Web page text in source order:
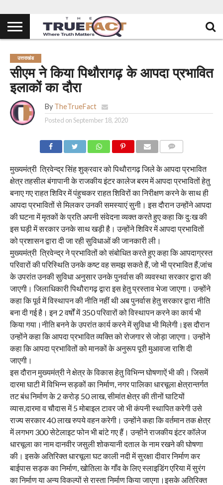
उत्तराखंड
सीएम ने किया पिथौरागढ़ के आपदा प्रभावित
इलाकों का दौरा
By TheTrueFact
Posted onSeptember 18, 2020
मुख्यमंत्री त्रिवेन्द्र सिंह शुक्रवार को पिथौरागढ़ जिले के आपदा प्रभावित
क्षेत्र तहसील बंगापानी के राजकीय इंटर कालेज बरम में आपदा प्रभावितों हेतु
बनाए गए राहत शिविर में पंहुचकर राहत शिविरों का निरीक्षण करने के साथ ही
आपदा प्रभावितों से मिलकर उनकी समस्याएं सुनी। इस दौरान उन्होंने आपदा
की घटना में मृतकों के प्रति अपनी संवेदना व्यक्त करते हुए कहा कि दुःख की
इस घड़ी में सरकार उनके साथ खड़ी है। उन्होंने शिविर में आपदा प्रभावितों
को प्रशासन द्वारा दी जा रही सुविधाओं की जानकारी ली।
मुख्यमंत्री त्रिवेन्द्र ने प्रभावितों को संबोधित करते हुए कहा कि आपदाग्रस्त
परिवारों की परिस्थिति उनके कष्ट वह समझ सकते हैं, जो भी प्रभावित हैं,जांच
के उपरांत उनकी सुविधा अनुसार उनके पुनर्वास की व्यवस्था सरकार द्वारा की
जाएगी। जिलाधिकारी पिथौरागढ़ द्वारा इस हेतु प्रस्ताव भेजा जाएगा। उन्होंने
कहा कि पूर्व में विस्थापन की नीति नहीं थी अब पुनर्वास हेतु सरकार द्वारा नीति
बना दी गई है। इन 2 वर्षों में 350 परिवारों को विस्थापन करने का कार्य भी
किया गया।नीति बनने के उपरांत कार्य करने में सुविधा भी मिलेगी।इस दौरान
उन्होंने कहा कि आपदा प्रभावित व्यक्ति को रोजगार से जोड़ा जाएगा। उन्होंने
कहा कि आपदा प्रभावितों को मानकों के अनुरूप पूरी मुआवजा राशि दी
जाएगी।
इस दौरान मुख्यमंत्री ने क्षेत्र के विकास हेतु विभिन्न घोषणाऐं भी की। जिसमें
दारमा घाटी में विभिन्न सड़कों का निर्माण, नगर पालिका धारचूला क्षेत्रान्तर्गत
तट बंध निर्माण के 2 करोड़ 50 लाख, सीमांत क्षेत्र की तीनों घाटियों
व्यास,दारमा व चौदास में 5 मोबाइल टावर जो भी कंपनी स्थापित करेगी उसे
राज्य सरकार 40 लाख रुपये वहन करेगी। उन्होंने कहा कि वर्तमान तक क्षेत्र
में लगभग 300 सेटेलाइट फोन भी बांटे गए हैं। उन्होंने राजकीय इंटर कॉलेज
धारचूला का नाम दानवीर जसुली शोकयानी दताल के नाम रखने की घोषणा
की। इसके अतिरिक्त धारचूला घट काली नदी में सुरक्षा दीवार निर्माण कर
बाईपास सड़क का निर्माण, खोतिला के गाँव के लिए स्लाइडिंग एरिया में सुरंग
का निर्माण या अन्य विकल्पों से रास्ता निर्माण किया जाएगा।इसके अतिरिक्त